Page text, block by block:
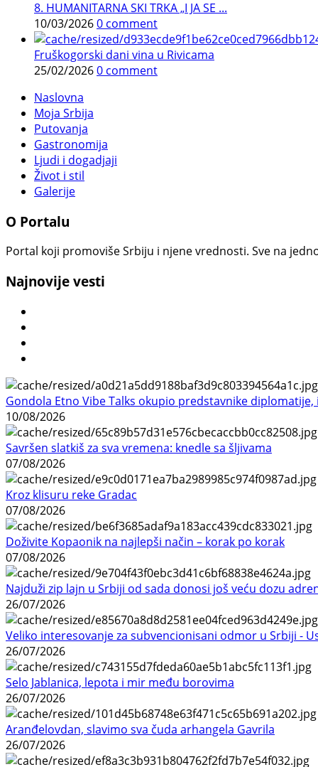
8. HUMANITARNA SKI TRKA „I JA SE ...
10/03/20260 comment
Fruškogorski dani vina u Rivicama
25/02/20260 comment
Naslovna
Moja Srbija
Putovanja
Gastronomija
Ljudi i dogadjaji
Život i stil
Galerije
O Portalu
Portal koji promoviše Srbiju i njene vrednosti. Sve na
Najnovije vesti
Gondola Etno Vibe Talks okupio predstavnike
10/08/2026
Savršen slatkiš za sva vremena: knedle sa šljivama
07/08/2026
Kroz klisuru reke Gradac
07/08/2026
Doživite Kopaonik na najlepši način – korak po korak
07/08/2026
Najduži zip lajn u Srbiji od sada donosi još veću dozu
26/07/2026
Veliko interesovanje za subvencionisani odmor u Srbiji -
26/07/2026
Selo Jablanica, lepota i mir među borovima
26/07/2026
Aranđelovdan, slavimo sva čuda arhangela Gavrila
26/07/2026